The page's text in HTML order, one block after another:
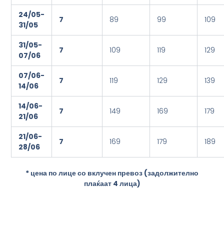
24/05-
31/05
7 89 99 109
31/05-
07/06
7 109 119 129
07/06-
14/06
7 119 129 139
14/06-
21/06
7 149 169 179
21/06-
28/06
7 169 179 189
* цена по лице со вклучен превоз (задолжително
плаќаат 4 лица)